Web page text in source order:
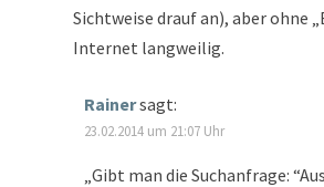
Sichtweise drauf an), aber ohne
Internet langweilig.
Rainersagt:
23.02.2014 um 21:07 Uhr
„Gibt man die Suchanfrage: